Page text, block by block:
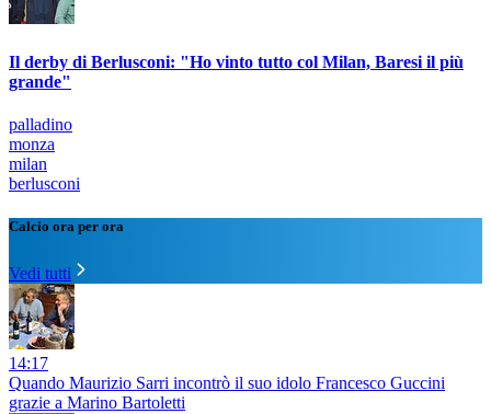
Il derby di Berlusconi: "Ho vinto tutto col Milan, Baresi il più
grande"
palladino
monza
milan
berlusconi
Calcio ora per ora
Vedi tutti
14:17
Quando Maurizio Sarri incontrò il suo idolo Francesco Guccini
grazie a Marino Bartoletti